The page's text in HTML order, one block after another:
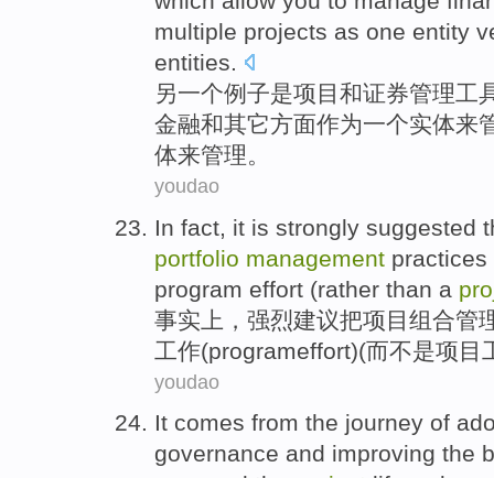
multiple projects as one entity
entities.
另一个例子是项目和证券管理工
金融和其它方面作为一个实体来
体来管理。
youdao
In fact it is strongly suggested
portfolio management practices
program effort (rather than a
事实上 ， 强烈建议把项目组合管
工作(programeffort)(而不是项目
youdao
It comes from the journey of
governance and improving the